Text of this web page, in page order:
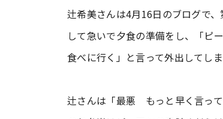
辻希美さんは4月16日のブログで
して急いで夕食の準備をし、「ピ
食べに行く」と言って外出してしま
辻さんは「最悪 もっと早く言っ